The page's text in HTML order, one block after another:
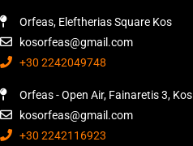
Orfeas, Eleftherias Square Kos
kosorfeas@gmail.com
+30 2242049748
Orfeas - Open Air, Fainaretis 3, Kos
kosorfeas@gmail.com
+30 2242116923